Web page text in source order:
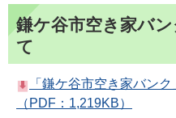
鎌ケ谷市空き家バ
て
「鎌ケ谷市空き家バン
（PDF：1,219KB）